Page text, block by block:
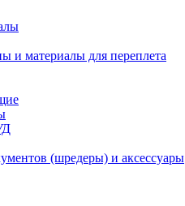
и материалы для переплета
(шредеры) и аксессуары